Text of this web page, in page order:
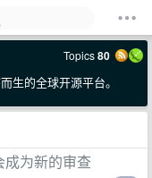
Topics80
生的全球开源平台。
为新的审查